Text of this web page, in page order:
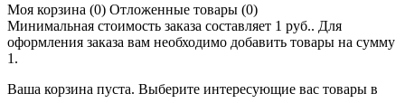
Моя корзина (0) Отложенные товары (0)
Минимальная стоимость заказа составляет 1 руб.. Для
оформления заказа вам необходимо добавить товары на сумму
1.
Ваша корзина пуста. Выберите интересующие вас товары в